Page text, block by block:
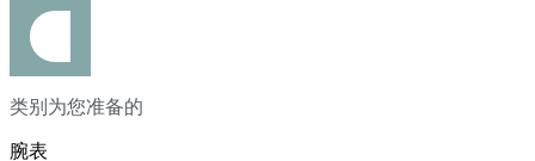
类别为您准备的
腕表